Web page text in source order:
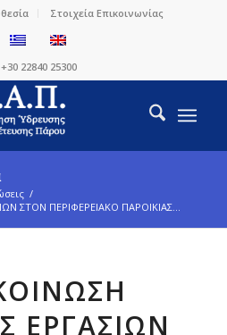
Στοιχεία Επικοινωνίας
22840 25300
/
ΣΤΟΝ ΠΕΡΙΦΕΡΕΙΑΚΟ ΠΑΡΟΙΚΙΑΣ...
ΕΡΓΑΣΙΩΝ